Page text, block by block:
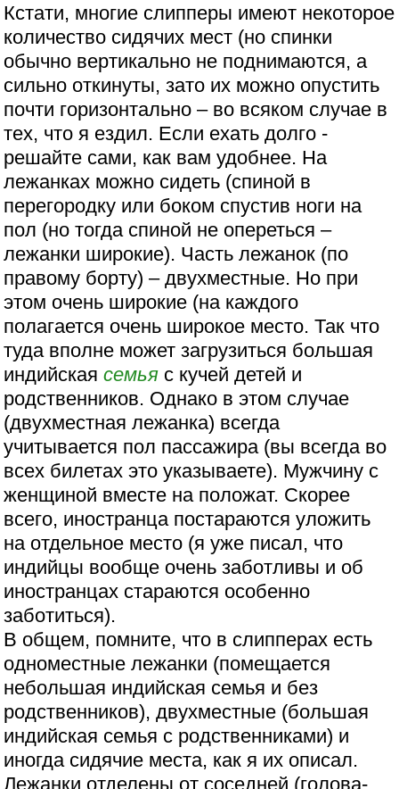
Кстати, многие слипперы имеют некоторое
количество сидячих мест (но спинки
обычно вертикально не поднимаются, а
сильно откинуты, зато их можно опустить
почти горизонтально – во всяком случае в
тех, что я ездил. Если ехать долго -
решайте сами, как вам удобнее. На
лежанках можно сидеть (спиной в
перегородку или боком спустив ноги на
пол (но тогда спиной не опереться –
лежанки широкие). Часть лежанок (по
правому борту) – двухместные. Но при
этом очень широкие (на каждого
полагается очень широкое место. Так что
туда вполне может загрузиться большая
индийскаясемья с кучей детей и
родственников. Однако в этом случае
(двухместная лежанка) всегда
учитывается пол пассажира (вы всегда во
всех билетах это указываете). Мужчину с
женщиной вместе на положат. Скорее
всего, иностранца постараются уложить
на отдельное место (я уже писал, что
индийцы вообще очень заботливы и об
иностранцах стараются особенно
заботиться).
В общем, помните, что в слипперах есть
одноместные лежанки (помещается
небольшая индийская семья и без
родственников), двухместные (большая
индийская семья с родственниками) и
иногда сидячие места, как я их описал.
Лежанки отделены от соседней (голова-